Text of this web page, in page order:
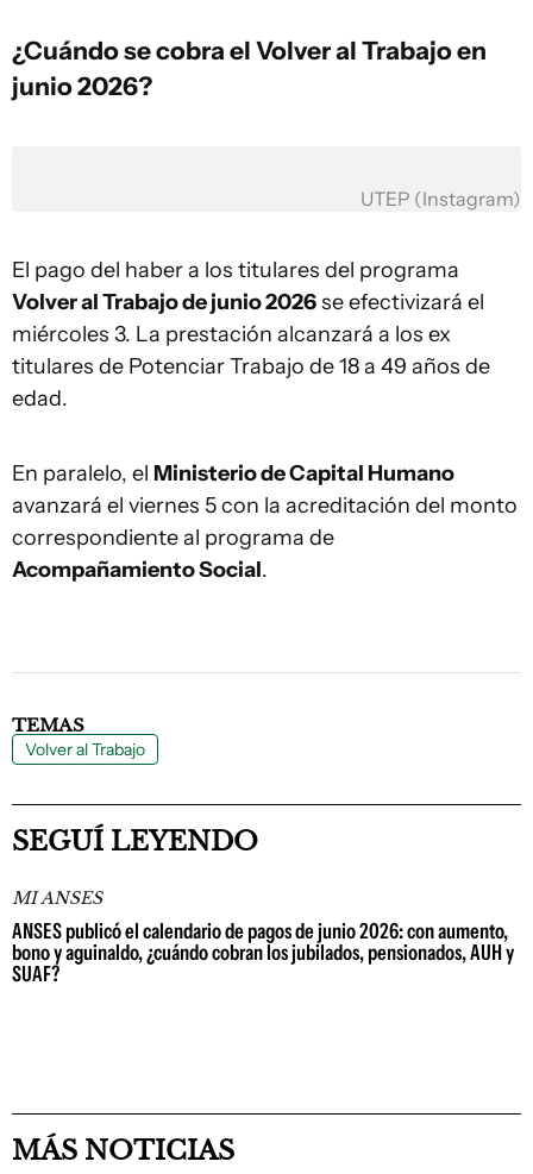
¿Cuándo se cobra el Volver al Trabajo en
junio 2026?
UTEP (Instagram)
El pago del haber a los titulares del programa
Volver al Trabajo de junio 2026se efectivizará el
miércoles 3. La prestación alcanzará a los ex
titulares de Potenciar Trabajo de 18 a 49 años de
edad.
En paralelo, el Ministerio de Capital Humano
avanzará el viernes 5 con la acreditación del monto
correspondiente al programa de
Acompañamiento Social.
TEMAS
Volver al Trabajo
SEGUÍ LEYENDO
MI ANSES
ANSES publicó el calendario de pagos de junio 2026: con aumento,
bono y aguinaldo, ¿cuándo cobran los jubilados, pensionados, AUH y
SUAF?
MÁS NOTICIAS